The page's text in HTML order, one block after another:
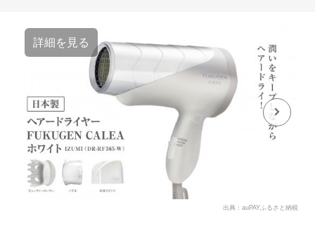
詳細を見る
出典：auPAYふるさと納税